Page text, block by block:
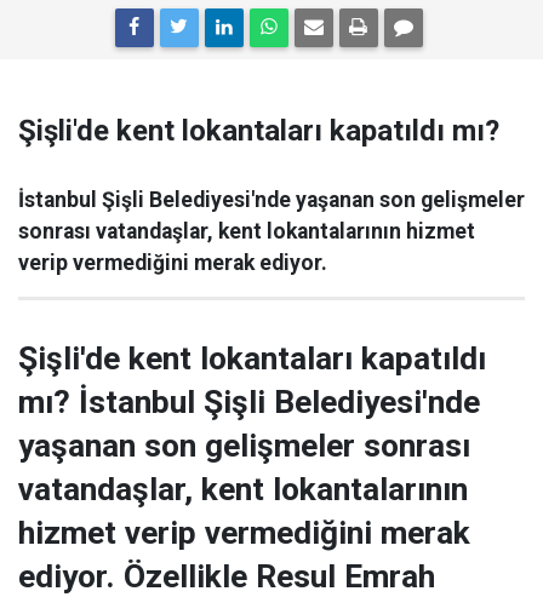
Şişli'de kent lokantaları kapatıldı mı?
İstanbul Şişli Belediyesi'nde yaşanan son gelişmeler
sonrası vatandaşlar, kent lokantalarının hizmet
verip vermediğini merak ediyor.
Şişli'de kent lokantaları kapatıldı
mı? İstanbul Şişli Belediyesi'nde
yaşanan son gelişmeler sonrası
vatandaşlar, kent lokantalarının
hizmet verip vermediğini merak
ediyor. Özellikle Resul Emrah